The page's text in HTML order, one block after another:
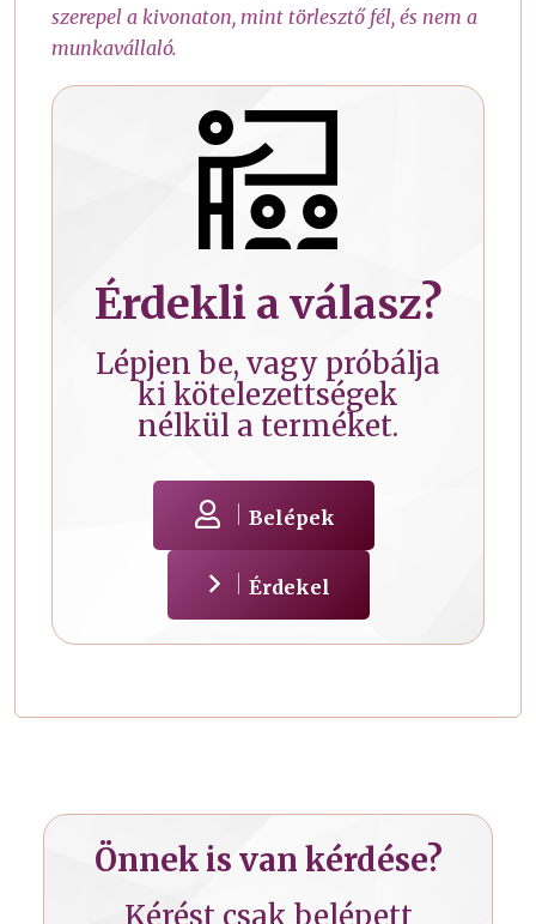
szerepel a kivonaton, mint törlesztő fél, és nem a
munkavállaló.
Érdekli a válasz?
Lépjen be, vagy próbálja
ki kötelezettségek
nélkül a terméket.
Belépek
Érdekel
Önnek is van kérdése?